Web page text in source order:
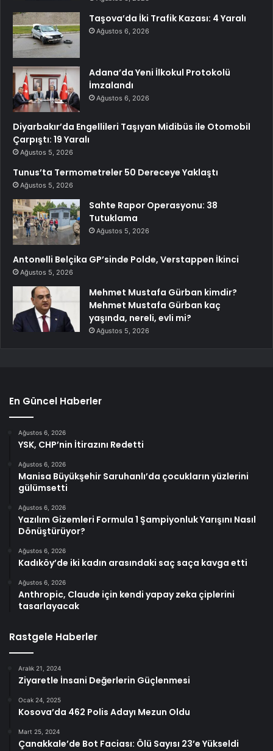
Taşova’da İki Trafik Kazası: 4 Yaralı
Ağustos 6, 2026
Adana’da Yeni İlkokul Protokolü
İmzalandı
Ağustos 6, 2026
Diyarbakır’da Engellileri Taşıyan Midibüs ile Otomobil
Çarpıştı: 19 Yaralı
Ağustos 5, 2026
Tunus’ta Termometreler 50 Dereceye Yaklaştı
Ağustos 5, 2026
Sahte Rapor Operasyonu: 38
Tutuklama
Ağustos 5, 2026
Antonelli Belçika GP’sinde Polde, Verstappen İkinci
Ağustos 5, 2026
Mehmet Mustafa Gürban kimdir?
Mehmet Mustafa Gürban kaç
yaşında, nereli, evli mi?
Ağustos 5, 2026
En Güncel Haberler
Ağustos 6, 2026
YSK, CHP’nin İtirazını Redetti
Ağustos 6, 2026
Manisa Büyükşehir Saruhanlı’da çocukların yüzlerini
gülümsetti
Ağustos 6, 2026
Yazılım Gizemleri Formula 1 Şampiyonluk Yarışını Nasıl
Dönüştürüyor?
Ağustos 6, 2026
Kadıköy’de iki kadın arasındaki saç saça kavga etti
Ağustos 6, 2026
Anthropic, Claude için kendi yapay zeka çiplerini
tasarlayacak
Rastgele Haberler
Aralık 21, 2024
Ziyaretle İnsani Değerlerin Güçlenmesi
Ocak 24, 2025
Kosova’da 462 Polis Adayı Mezun Oldu
Mart 25, 2024
Çanakkale’de Bot Faciası: Ölü Sayısı 23’e Yükseldi